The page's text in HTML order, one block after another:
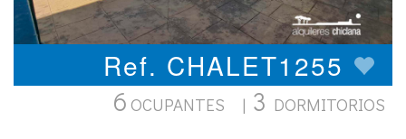
Ref. CHALET1255
6 OCUPANTES | 3 DORMITORIOS